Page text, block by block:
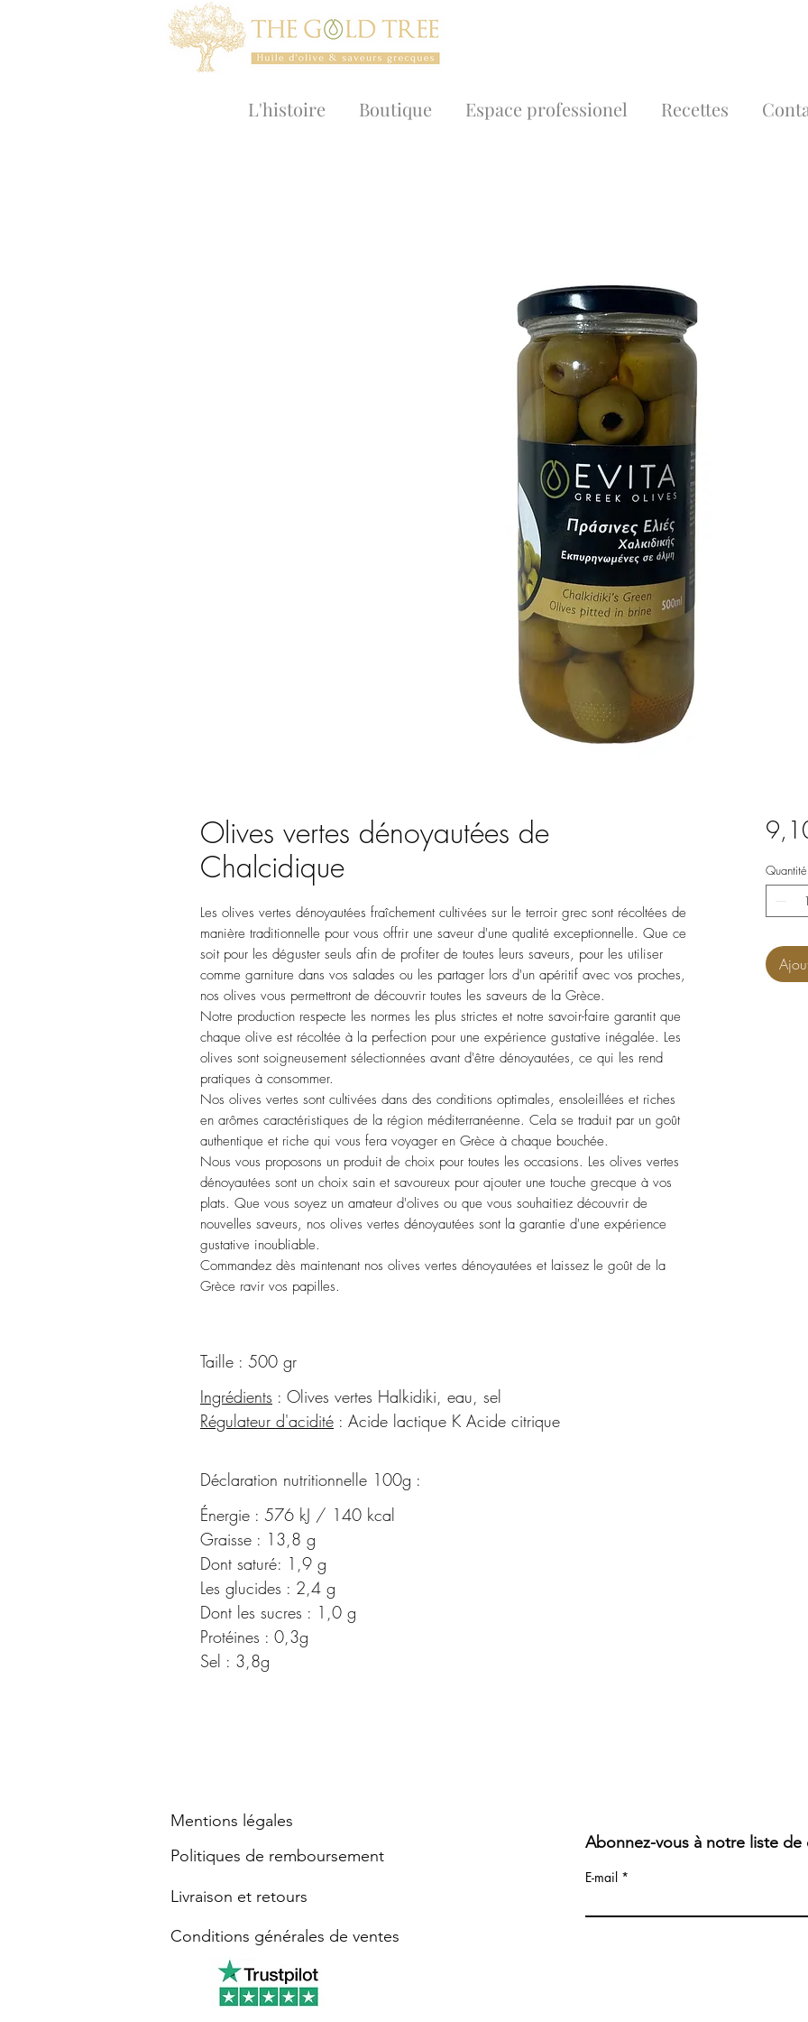
L'histoire Boutique Espace professionel Recettes
Olives vertes dénoyautées de
Chalcidique
Les olives vertes dénoyautées fraîchement cultivées sur le terroir grec sont récoltées de
manière traditionnelle pour vous offrir une saveur d'une qualité exceptionnelle. Que ce
soit pour les déguster seuls afin de profiter de toutes leurs saveurs, pour les utiliser
comme garniture dans vos salades ou les partager lors d'un apéritif avec vos proches,
nos olives vous permettront de découvrir toutes les saveurs de la Grèce.
Notre production respecte les normes les plus strictes et notre savoir-faire garantit que
chaque olive est récoltée à la perfection pour une expérience gustative inégalée. Les
olives sont soigneusement sélectionnées avant d'être dénoyautées, ce qui les rend
pratiques à consommer.
Nos olives vertes sont cultivées dans des conditions optimales, ensoleillées et riches
en arômes caractéristiques de la région méditerranéenne. Cela se traduit par un goût
authentique et riche qui vous fera voyager en Grèce à chaque bouchée.
Nous vous proposons un produit de choix pour toutes les occasions. Les olives vertes
dénoyautées sont un choix sain et savoureux pour ajouter une touche grecque à vos
plats. Que vous soyez un amateur d'olives ou que vous souhaitiez découvrir de
nouvelles saveurs, nos olives vertes dénoyautées sont la garantie d'une expérience
gustative inoubliable.
Commandez dès maintenant nos olives vertes dénoyautées et laissez le goût de la
Grèce ravir vos papilles.
Taille : 500 gr
Ingrédients : Olives vertes Halkidiki, eau, sel
Régulateur d'acidité : Acide lactique K Acide citrique
Déclaration nutritionnelle 100g :
Énergie : 576 kJ / 140 kcal
Graisse : 13,8 g
Dont saturé: 1,9 g
Les glucides : 2,4 g
Dont les sucres : 1,0 g
Protéines : 0,3g
Sel : 3,8g
Quantité
Mentions légales
Politiques de remboursement
Livraison et retours
Conditions générales de ventes
Abonnez-vous à notre liste de
E-mail